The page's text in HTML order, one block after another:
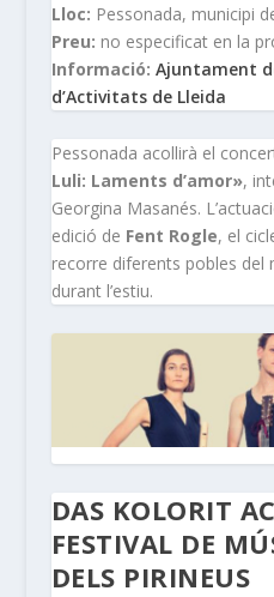
Lloc: Pessonada, municipi
Preu: no especificat en la
Informació: Ajuntament
d’Activitats de Lleida
Pessonada acollirà el
Luli: Laments d’amor»,
Georgina Masanés.
edició de Fent Rogle, el
recorre diferents pobles del
durant l’estiu.
DAS KOLORIT
FESTIVAL DE
DELS PIRINEUS